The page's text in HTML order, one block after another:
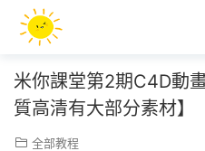
米你課堂第2期C4D動
質高清有大部分素材】
全部教程